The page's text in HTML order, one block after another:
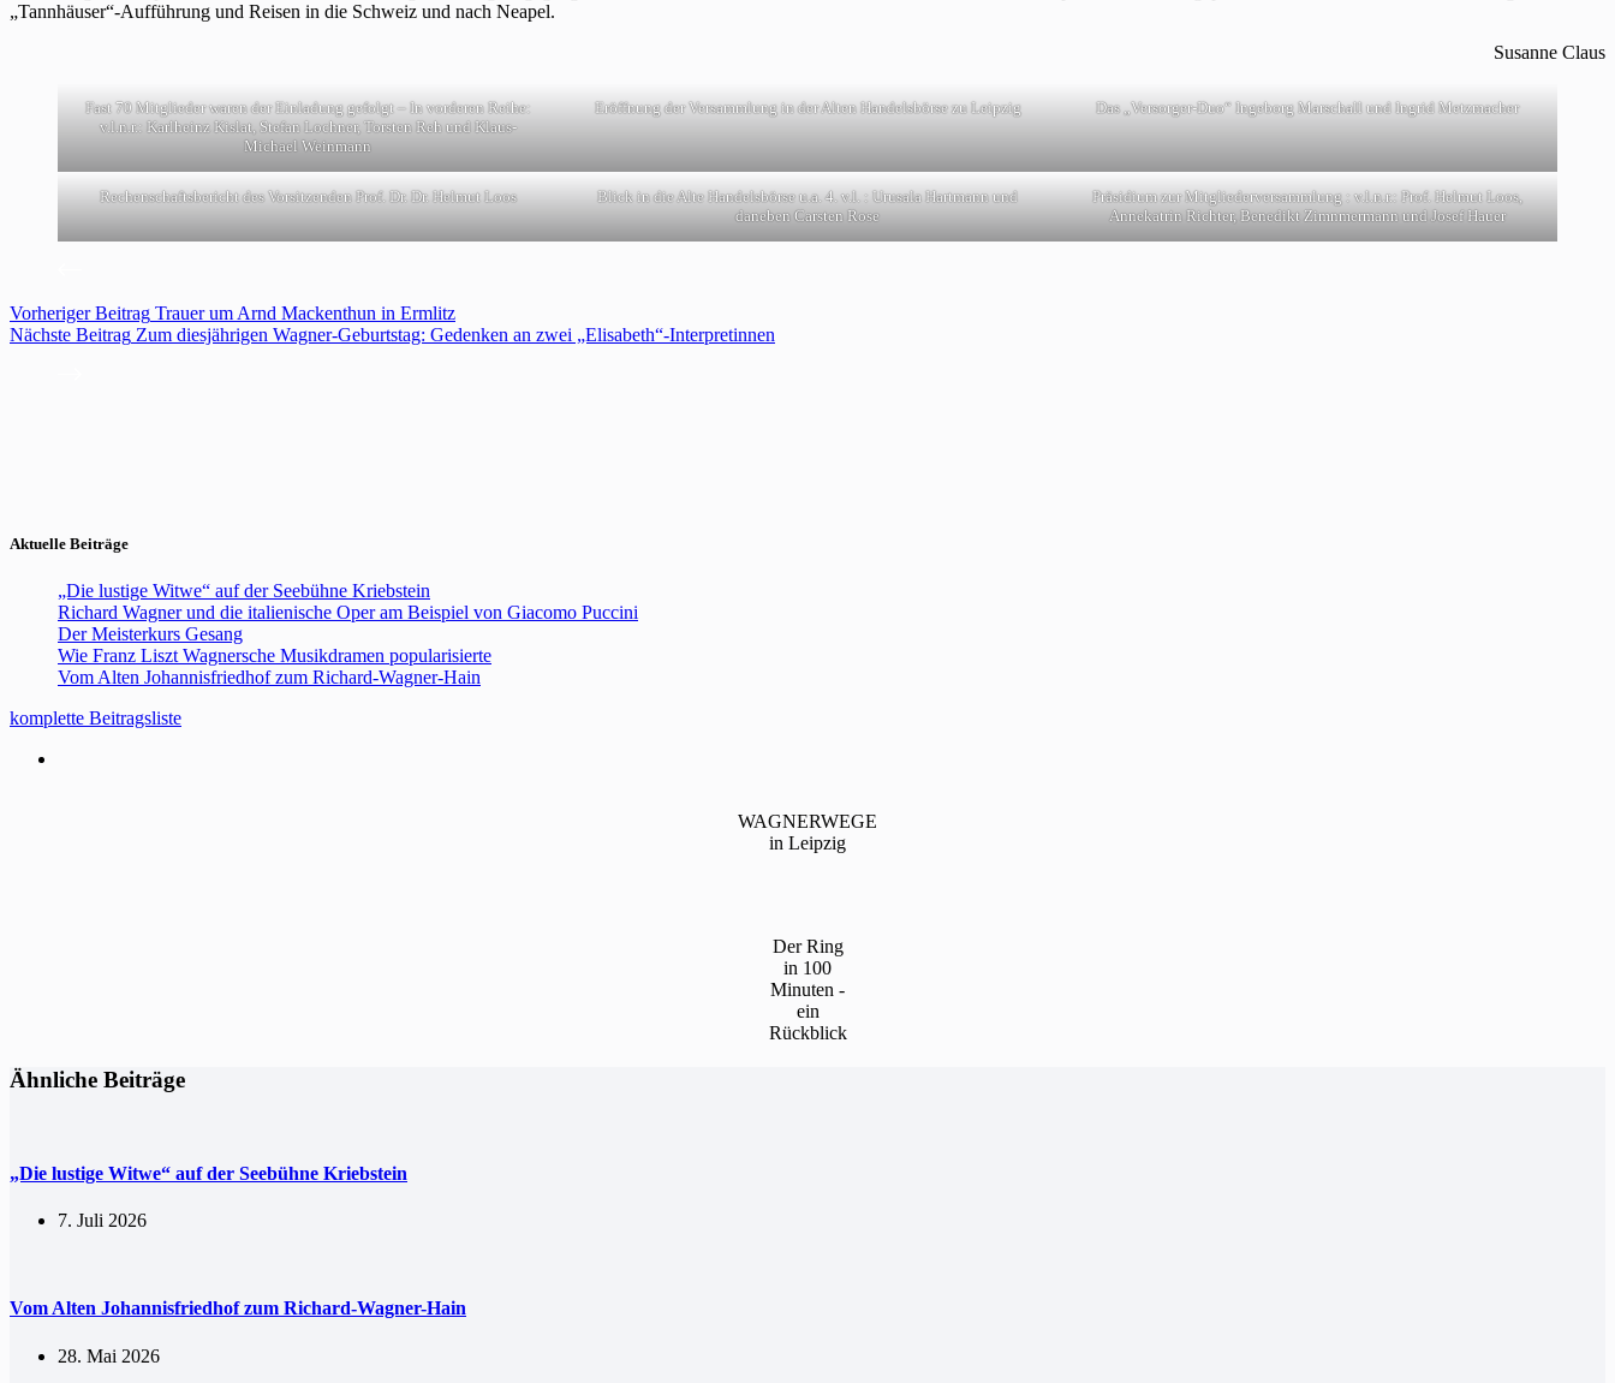
„Tannhäuser“-Aufführung und Reisen in die Schweiz und nach Neapel.
Susanne Claus
Fast 70 Mitglieder waren der Einladung gefolgt – In vorderen Reihe:
v.l.n.r.: Karlheinz Kislat, Stefan Lochner, Torsten Reh und Klaus-
Michael Weinmann
Eröffnung der Versammlung in der Alten Handelsbörse zu Leipzig Das „Versorger-Duo“ Ingeborg Marschall und Ingrid Metzmacher
Rechenschaftsbericht des Vorsitzenden Prof. Dr. Dr. Helmut Loos
Blick in die Alte Handelsbörse u.a. 4. v.l. : Urusala Hartmann und
daneben Carsten Rose
Präsidium zur Mitgliederversammlung : v.l.n.r.: Prof. Helmut Loos,
Annekatrin Richter, Benedikt Zimnmermann und Josef Hauer
VorherigerBeitrag Trauer um Arnd Mackenthun in Ermlitz
Nächste Beitrag Zum diesjährigen Wagner-Geburtstag: Gedenken an zwei „Elisabeth“-Interpretinnen
Aktuelle Beiträge
„Die lustige Witwe“ auf der Seebühne Kriebstein
Richard Wagner und die italienische Oper am Beispiel von Giacomo Puccini
Der Meisterkurs Gesang
Wie Franz Liszt Wagnersche Musikdramen popularisierte
Vom Alten Johannisfriedhof zum Richard-Wagner-Hain
komplette Beitragsliste
WAGNERWEGE
in Leipzig
Der Ring
in 100
Minuten -
ein
Rückblick
Ähnliche Beiträge
„Die lustige Witwe“ auf der Seebühne Kriebstein
7. Juli 2026
Vom Alten Johannisfriedhof zum Richard-Wagner-Hain
28. Mai 2026